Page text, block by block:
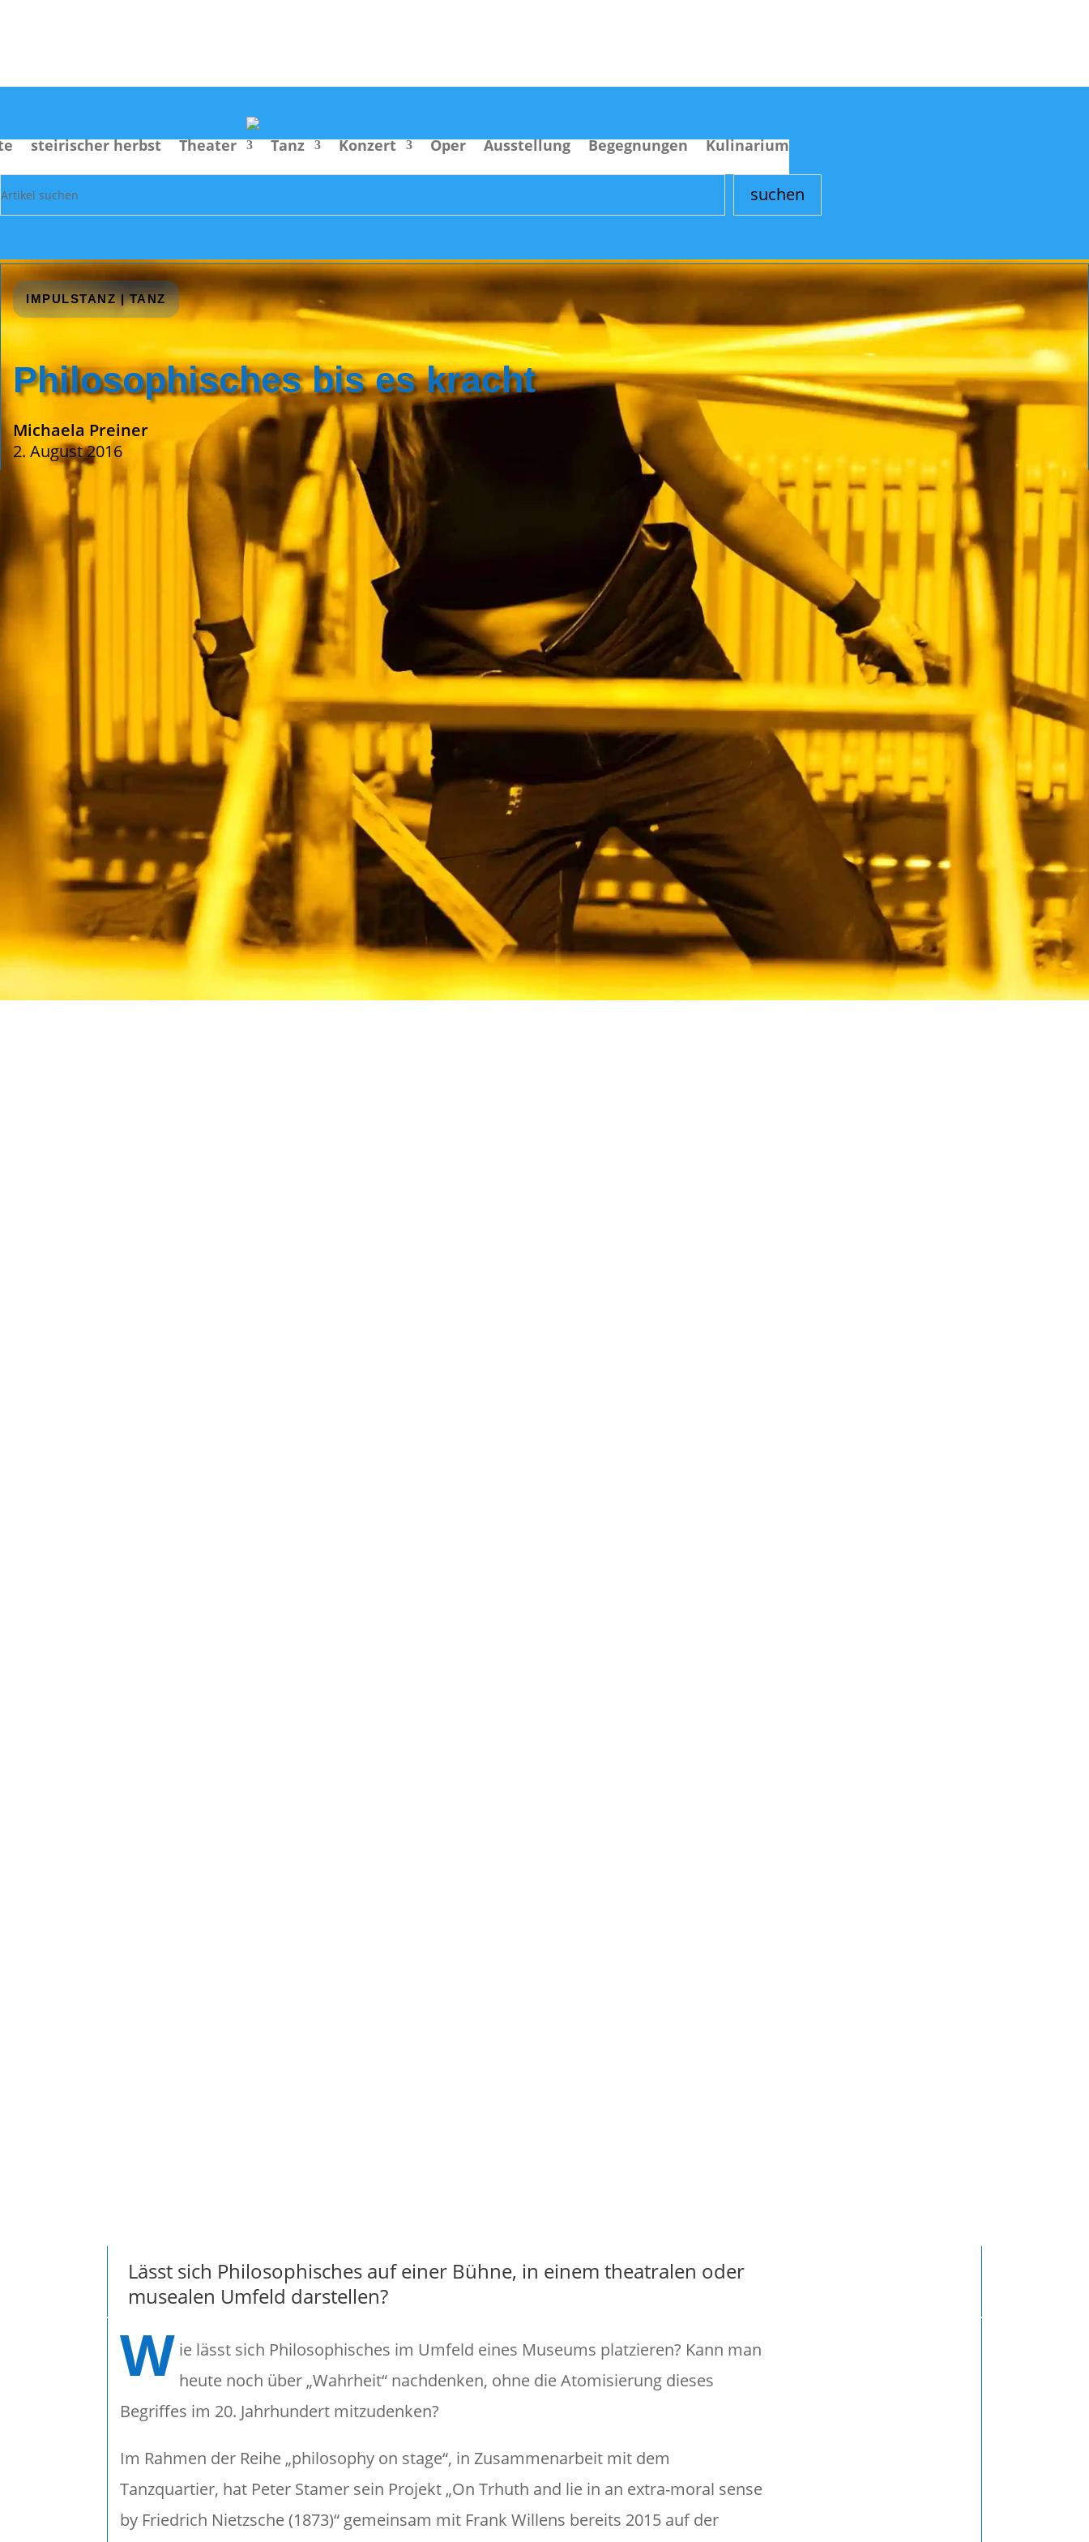
steirischer herbst Theater Tanz Konzert Oper Ausstellung Begegnungen Kulinarium
suchen
IMPULSTANZ|TANZ
Philosophisches bis es kracht
Michaela Preiner
2. August 2016
Lässt sich Philosophisches auf einer Bühne, in einem theatralen oder
musealen Umfeld darstellen?
W ie lässt sich Philosophisches im Umfeld eines Museums platzieren? Kann man
heute noch über „Wahrheit“ nachdenken, ohne die Atomisierung dieses
Begriffes im 20. Jahrhundert mitzudenken?
Im Rahmen der Reihe „philosophy on stage“, in Zusammenarbeit mit dem
Tanzquartier, hat Peter Stamer sein Projekt „On Trhuth and lie in an extra-moral sense
by Friedrich Nietzsche (1873)“ gemeinsam mit Frank Willens bereits 2015 auf der